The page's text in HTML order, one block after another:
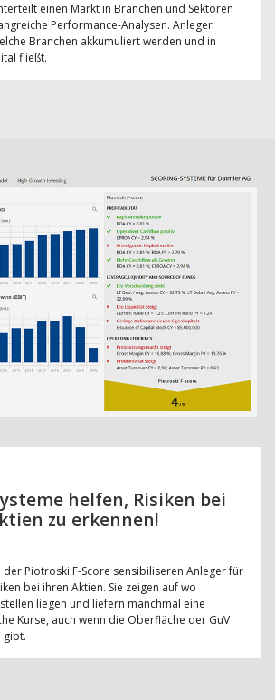
einen Markt in Branchen und Sektoren
Performance-Analysen. Anleger
Branchen akkumuliert werden und in
fließt.
helfen, Risiken bei
zu erkennen!
der Piotroski F-Score sensibiliseren Anleger für
bei ihren Aktien. Sie zeigen auf wo
liegen und liefern manchmal eine
Kurse, auch wenn die Oberfläche der GuV
gibt.